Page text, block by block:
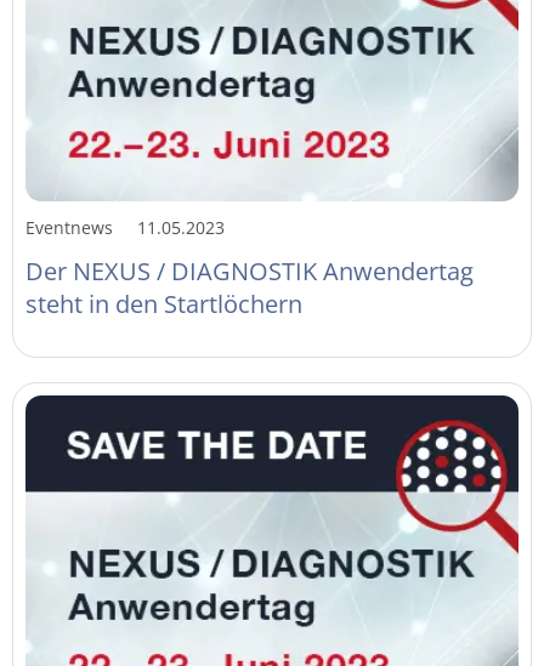
Eventnews 11.05.2023
Der NEXUS / DIAGNOSTIK Anwendertag
steht in den Startlöchern